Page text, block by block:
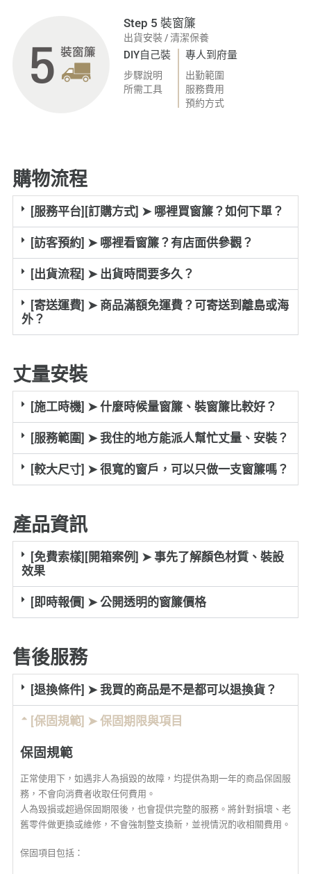
Step 5 裝窗簾
出貨安裝/清潔保養
DIY自己裝
步驟說明
所需工具
專人到府量
出勤範圍
服務費用
預約方式
購物流程
[服務平台][訂購方式] ➤ 哪裡買窗簾？如何下單？
[訪客預約] ➤ 哪裡看窗簾？有店面供參觀？
[出貨流程] ➤ 出貨時間要多久？
[寄送運費] ➤ 商品滿額免運費？可寄送到離島或海
外？
丈量安裝
[施工時機] ➤ 什麼時候量窗簾、裝窗簾比較好？
[服務範圍] ➤ 我住的地方能派人幫忙丈量、安裝？
[較大尺寸] ➤ 很寬的窗戶，可以只做一支窗簾嗎？
產品資訊
[免費索樣][開箱案例] ➤ 事先了解顏色材質、裝設
效果
[即時報價] ➤ 公開透明的窗簾價格
售後服務
[退換條件] ➤ 我買的商品是不是都可以退換貨？
[保固規範] ➤ 保固期限與項目
保固規範
正常使用下，如遇非人為損毀的故障，均提供為期一年的商品保固服
務，不會向消費者收取任何費用。
人為毀損或超過保固期限後，也會提供完整的服務。將針對損壞、老
舊零件做更換或維修，不會強制整支換新，並視情況酌收相關費用。
保固項目包括：